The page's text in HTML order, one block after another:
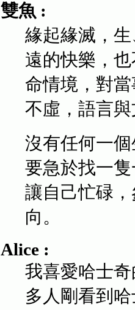
雙魚 :
緣起緣滅，
遠的快樂，
命情境，對
不虛，語言
沒有任何一
要急於找一
讓自己忙碌
向。
Alice :
我喜愛哈士
多人剛看到